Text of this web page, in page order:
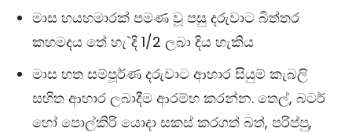
මාස හයහමාරක් පමණ වූ පසු දරුවාට බිත්තර
කහමදය තේ හැ`දි 1/2 ලබා දිය හැකිය
මාස හත සම්පූර්ණ දරුවාට ආහාර සියුම් කැබලි
සහිත ආහාර ලබාදීම ආරම්භ කරන්න. තෙල්, බටර්
හෝ පොල්කිරි යොදා සකස් කරගත් බත්, පරිප්පු,